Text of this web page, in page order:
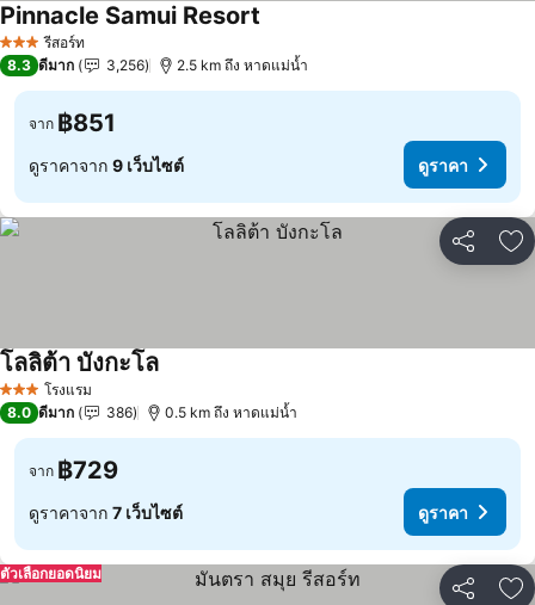
3 ดาว รีสอร์ท
Pinnacle Samui Resort
8.3 ดีมาก 3,256 2.5 km ถึง หาดแม่น้ำ
จาก ฿851
ดูราคาจาก 9 เว็บไซต์ ดูราคา
แชร์ เ
3 ดาว โรงแรม
โลลิต้า บังกะโลดูราคา
8.0 ดีมาก 386 0.5 km ถึง หาดแม่น้ำ
จาก ฿729
ดูราคาจาก 7 เว็บไซต์ ดูราคา
แชร์
ตัวเลือกยอดนิยม